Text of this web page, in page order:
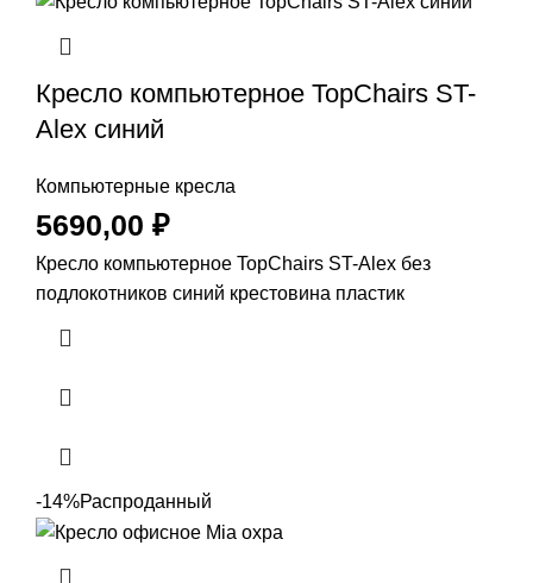
Кресло компьютерное TopChairs ST-
Alex синий
Компьютерные кресла
5690,00 ₽
Кресло компьютерное TopChairs ST-Alex без
подлокотников синий крестовина пластик
-14%Распроданный